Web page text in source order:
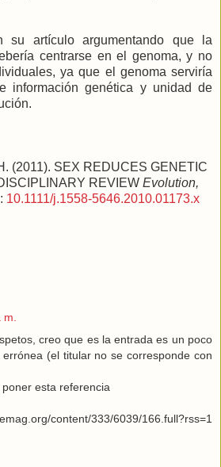
su artículo argumentando que la
centrarse en el genoma, y no
ya que el genoma serviría
información genética y unidad de
(2011). SEX REDUCES GENETIC
REVIEW Evolution,
10.1111/j.1558-5646.2010.01173.x
creo que es la entrada es un poco
(el titular no se corresponde con
esta referencia
content/333/6039/166.full?rss=1